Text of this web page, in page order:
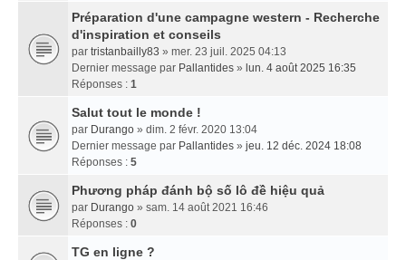
Préparation d'une campagne western - Recherche
d'inspiration et conseils
par tristanbailly83 » mer. 23 juil. 2025 04:13
Dernier message par Pallantides » lun. 4 août 2025 16:35
Réponses : 1
Salut tout le monde !
par Durango » dim. 2 févr. 2020 13:04
Dernier message par Pallantides » jeu. 12 déc. 2024 18:08
Réponses : 5
Phương pháp đánh bộ số lô đề hiệu quả
par Durango » sam. 14 août 2021 16:46
Réponses : 0
TG en ligne ?